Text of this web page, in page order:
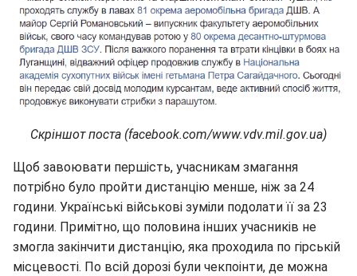
Скріншот поста (facebook.com/www.vdv.mil.gov.ua)
Щоб завоювати першість, учасникам змагання
потрібно було пройти дистанцію менше, ніж за 24
години. Українські військові зуміли подолати її за 23
години. Примітно, що половина інших учасників не
змогла закінчити дистанцію, яка проходила по гірській
місцевості. По всій дорозі були чекпоінти, де можна